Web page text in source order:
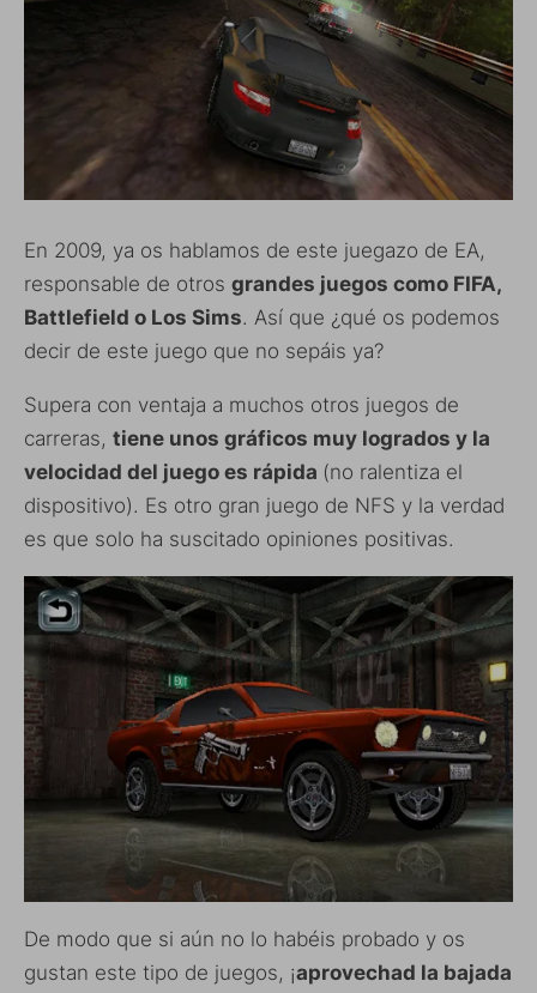
En 2009, ya os hablamos de este juegazo de EA,
responsable de otros grandes juegos como FIFA,
Battlefield o Los Sims. Así que ¿qué os podemos
decir de este juego que no sepáis ya?
Supera con ventaja a muchos otros juegos de
carreras, tiene unos gráficos muy logrados y la
velocidad del juego es rápida (no ralentiza el
dispositivo). Es otro gran juego de NFS y la verdad
es que solo ha suscitado opiniones positivas.
De modo que si aún no lo habéis probado y os
gustan este tipo de juegos, ¡aprovechad la bajada